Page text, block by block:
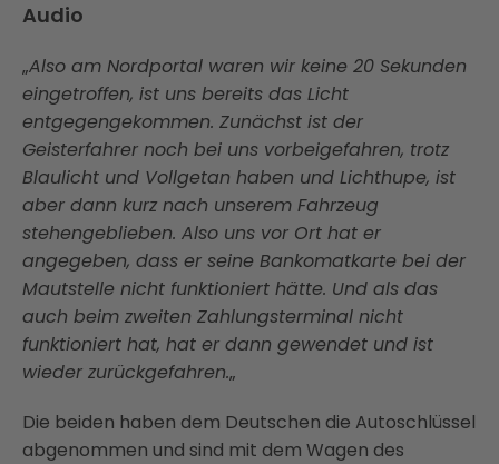
Audio
„Also am Nordportal waren wir keine 20 Sekunden
eingetroffen, ist uns bereits das Licht
entgegengekommen. Zunächst ist der
Geisterfahrer noch bei uns vorbeigefahren, trotz
Blaulicht und Vollgetan haben und Lichthupe, ist
aber dann kurz nach unserem Fahrzeug
stehengeblieben. Also uns vor Ort hat er
angegeben, dass er seine Bankomatkarte bei der
Mautstelle nicht funktioniert hätte. Und als das
auch beim zweiten Zahlungsterminal nicht
funktioniert hat, hat er dann gewendet und ist
wieder zurückgefahren.„
Die beiden haben dem Deutschen die Autoschlüssel
abgenommen und sind mit dem Wagen des